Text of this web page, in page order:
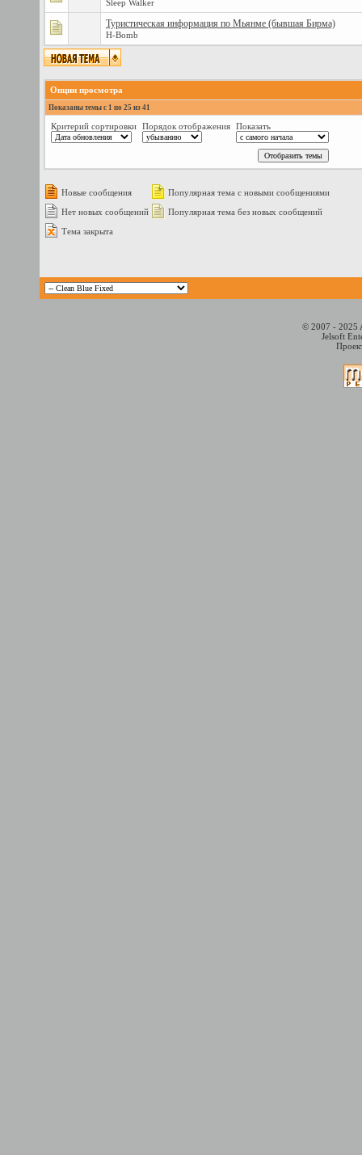
Sleep Walker
Туристическая информация по Мьянме (бывшая Бирма)
H-Bomb
Опции просмотра
Показаны темы с 1 по 25 из 41
Критерий сортировки Порядок отображения Показать
Новые сообщения
Популярная тема с новыми сообщениями
Нет новых сообщений
Популярная тема без новых сообщений
Тема закрыта
© 2007 - 2025
Jelsoft